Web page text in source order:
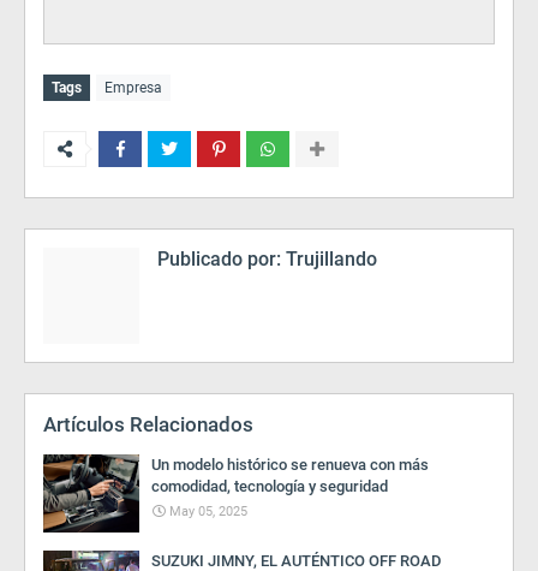
Tags Empresa
Publicado por: Trujillando
Artículos Relacionados
Un modelo histórico se renueva con más
comodidad, tecnología y seguridad
May 05, 2025
SUZUKI JIMNY, EL AUTÉNTICO OFF ROAD